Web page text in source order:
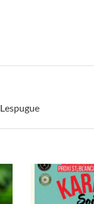
Lespugue